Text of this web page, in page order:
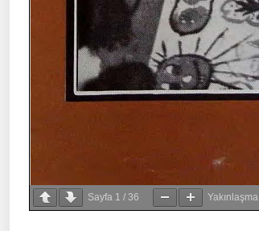
Sayfa 1 / 36 Yakınlaşma